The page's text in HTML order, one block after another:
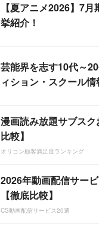
【夏アニメ2026】7
挙紹介！
芸能界を志す10代～
ィション・スクール
漫画読み放題サブス
比較】
オリコン顧客満足度ランキング
2026年動画配信サー
【徹底比較】
CS動画配信サービス20選